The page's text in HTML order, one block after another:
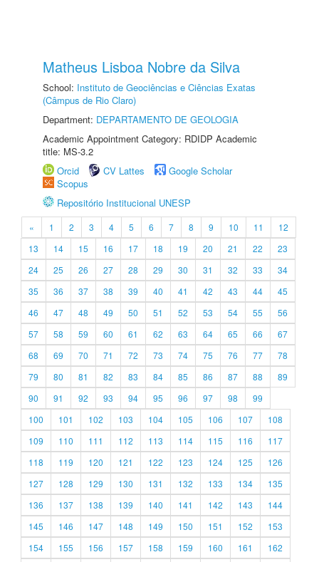
Matheus Lisboa Nobre da Silva
School: Instituto de Geociências e Ciências Exatas
(Câmpus de Rio Claro)
Department: DEPARTAMENTO DE GEOLOGIA
Academic Appointment Category: RDIDP Academic
title: MS-3.2
Orcid
CV Lattes
Google Scholar
Scopus
Repositório Institucional UNESP
« 1 2 3 4 5 6 7 8 9 10 11
12
13
14 15 16 17 18 19 20 21 22
23
24
25 26 27 28 29 30 31 32 33
34
35
36 37 38 39 40 41 42 43 44
45
46
47 48 49 50 51 52 53 54 55
56
57
58 59 60 61 62 63 64 65 66
67
68
69 70 71 72 73 74 75 76 77
78
79
80 81 82 83 84 85 86 87 88
89
90
91 92 93 94 95 96 97 98
99
100
101 102 103 104 105 106 107
108
109
110 111 112 113 114 115 116
117
118
119 120 121 122 123 124 125
126
127
128 129 130 131 132 133 134
135
136
137 138 139 140 141 142 143
144
145
146 147 148 149 150 151 152
153
154
155 156 157 158 159 160 161
162